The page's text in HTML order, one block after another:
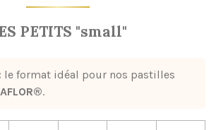
PETITS "small"
le format idéal pour nos pastilles
.